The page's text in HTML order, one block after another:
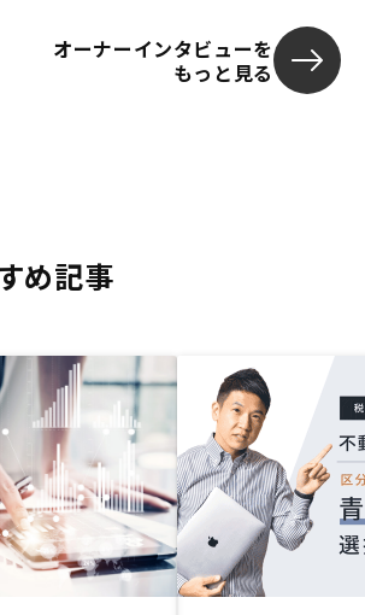
オーナーインタビューを
もっと見る
め記事